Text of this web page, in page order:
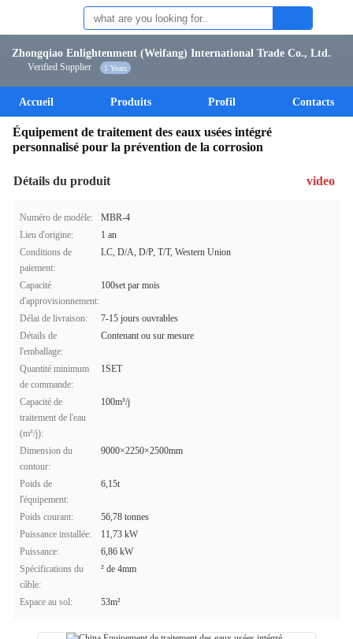
Zhongqiao Enlightenment (Weifang) International Trade Co., Ltd.
Verified Supplier 1 Years
Accueil Produits Profil Contacts
Équipement de traitement des eaux usées intégré
personnalisé pour la prévention de la corrosion
Détails du produit video
Numéro de modèle:
MBR-4
Lieu d'origine:
1 an
Conditions de
paiement:
LC, D/A, D/P, T/T, Western Union
Capacité
d'approvisionnement:
100set par mois
Délai de livraison:
7-15 jours ouvrables
Détails de
l'emballage:
Contenant ou sur mesure
Quantité minimum
de commande:
1SET
Capacité de
traitement de l'eau
(m³/j):
100m³/j
Dimension du
contour:
9000×2250×2500mm
Poids de
l'équipement:
6,15t
Poids courant:
56,78 tonnes
Puissance installée:
11,73 kW
Puissance:
6,86 kW
Spécifications du
câble:
² de 4mm
Espace au sol: 53m²